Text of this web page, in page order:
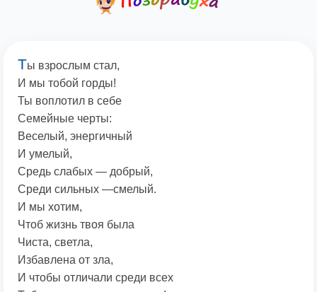
Ты взрослым стал,
И мы тобой горды!
Ты воплотил в себе
Семейные черты:
Веселый, энергичный
И умелый,
Средь слабых — добрый,
Среди сильных —смелый.
И мы хотим,
Чтоб жизнь твоя была
Чиста, светла,
Избавлена от зла,
И чтобы отличали среди всех